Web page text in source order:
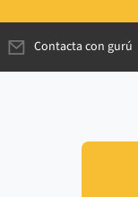
Contacta con gurú